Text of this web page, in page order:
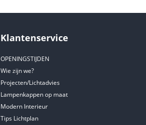
Klantenservice
OPENINGSTIJDEN
Wie zijn we?
Projecten/Lichtadvies
Lampenkappen op maat
Modern Interieur
Tips Lichtplan